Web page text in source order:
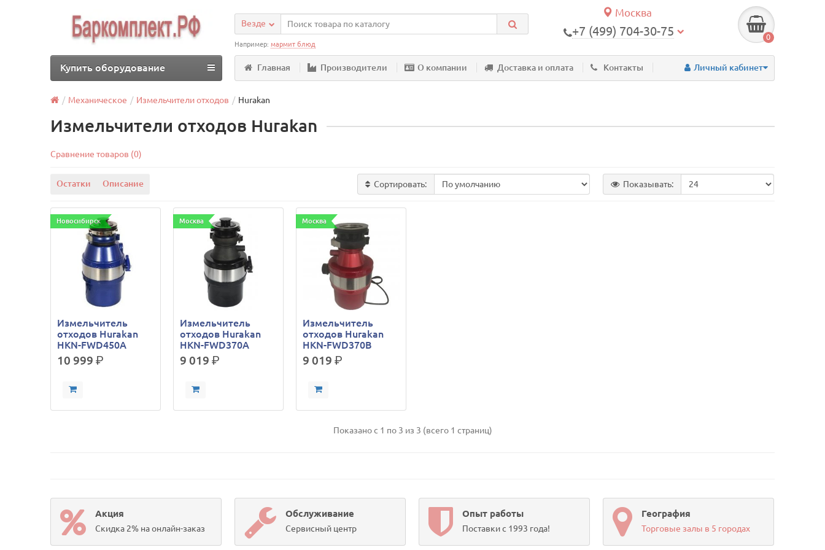
Москва
+7 (499) 704-30-75 0
Везде
Например:мармит блюд
Главная Производители О компании Доставка и оплата Контакты Личный кабинет
Купить оборудование
Механическое Измельчители отходов Hurakan
Измельчители отходов Hurakan
Сравнение товаров (0)
Остатки Описание Сортировать: Показывать:
Новосибирск
Измельчитель
отходов Hurakan
HKN-FWD450A
10 999р.
Москва
Измельчитель
отходов Hurakan
HKN-FWD370A
9 019р.
Москва
Измельчитель
отходов Hurakan
HKN-FWD370B
9 019р.
Показано с 1 по 3 из 3 (всего 1 страниц)
Акция
Скидка 2% на онлайн-заказ
Обслуживание
Сервисный центр
Опыт работы
Поставки с 1993 года!
География
Торговые залы в 5 городах